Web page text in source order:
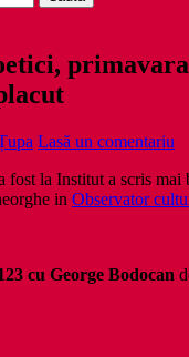
Lasă un comentariu
fost la Institut a scris mai
in Observator
cu George Bodocan